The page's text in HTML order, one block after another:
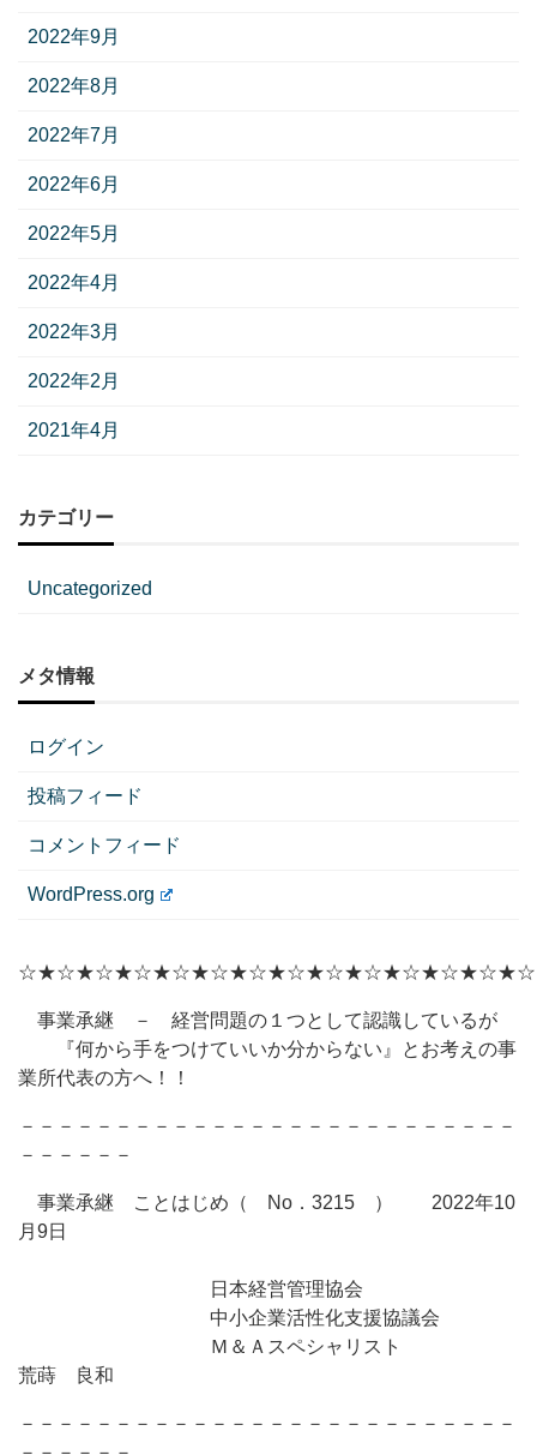
2022年9月
2022年8月
2022年7月
2022年6月
2022年5月
2022年4月
2022年3月
2022年2月
2021年4月
カテゴリー
Uncategorized
メタ情報
ログイン
投稿フィード
コメントフィード
WordPress.org
事業承継 － 経営問題の１つとして認識しているが
『何から手をつけていいか分からない』とお考えの事
業所代表の方へ！！
－－－－－－－－－－－－－－－－－－－－－－－－－－
－－－－－－
事業承継 ことはじめ（ No．3215 ） 2022年10
月9日
日本経営管理協会
中小企業活性化支援協議会
Ｍ＆Ａスペシャリスト
荒蒔 良和
－－－－－－－－－－－－－－－－－－－－－－－－－－